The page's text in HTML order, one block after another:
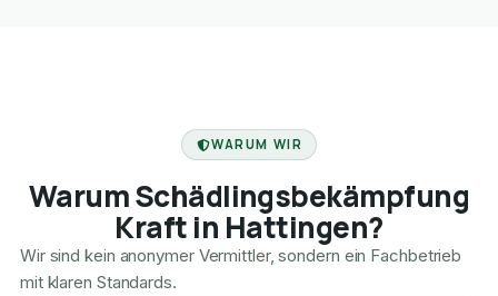
WARUM WIR
Warum Schädlingsbekämpfung
Kraft in Hattingen?
Wir sind kein anonymer Vermittler, sondern ein Fachbetrieb
mit klaren Standards.